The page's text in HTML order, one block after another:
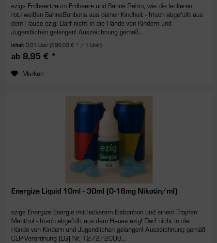
ezigs Erdbeertraum Erdbeere und Sahne Rahm, wie die leckeren
rot/weißen SahneBonbons aus deiner Kindheit - frisch abgefüllt aus
dem Hause ezig! Darf nicht in die Hände von Kindern und
Jugendlichen gelangen! Auszeichnung gemäß...
Inhalt0.01 Liter(895,00 € * / 1 Liter)
ab 8,95 € *
Merken
Energize Liquid 10ml - 30ml (0-18mg Nikotin/ml)
ezigs Energize Energie mit leckerem Eisbonbon und einem Tropfen
Menthol - frisch abgefüllt aus dem Hause ezig! Darf nicht in die
Hände von Kindern und Jugendlichen gelangen! Auszeichnung gemäß
CLP-Verordnung (EG) Nr. 1272/2008...